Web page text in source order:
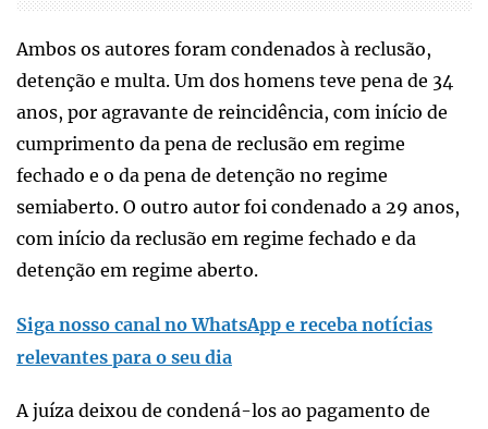
Ambos os autores foram condenados à reclusão,
detenção e multa. Um dos homens teve pena de 34
anos, por agravante de reincidência, com início de
cumprimento da pena de reclusão em regime
fechado e o da pena de detenção no regime
semiaberto. O outro autor foi condenado a 29 anos,
com início da reclusão em regime fechado e da
detenção em regime aberto.
Siga nosso canal no WhatsApp e receba notícias
relevantes para o seu dia
A juíza deixou de condená-los ao pagamento de